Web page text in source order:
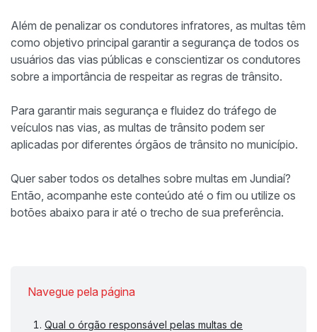
Além de penalizar os condutores infratores, as multas têm
como objetivo principal garantir a segurança de todos os
usuários das vias públicas e conscientizar os condutores
sobre a importância de respeitar as regras de trânsito.
Para garantir mais segurança e fluidez do tráfego de
veículos nas vias, as multas de trânsito podem ser
aplicadas por diferentes órgãos de trânsito no município.
Quer saber todos os detalhes sobre multas em Jundiaí?
Então, acompanhe este conteúdo até o fim ou utilize os
botões abaixo para ir até o trecho de sua preferência.
Navegue pela página
Qual o órgão responsável pelas multas de